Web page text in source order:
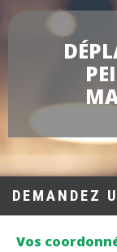
DEMANDEZ
Vos